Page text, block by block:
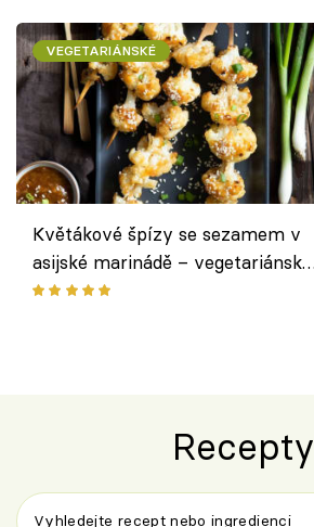
VEGETARIÁNSKÉ
Květákové špízy se sezamem v
asijské marinádě – vegetariánská
chuťovka z grilu
Recepty